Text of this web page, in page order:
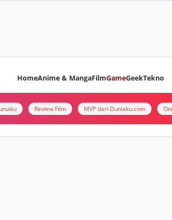
HomeAnime & MangaFilmGameGeekTekno
Review Film MVP dari Duniaku.com